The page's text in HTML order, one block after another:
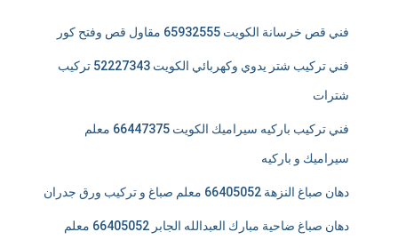
فني قص خرسانة الكويت 65932555 مقاول قص وفتح كور
فني تركيب شتر يدوي وكهربائي الكويت 52227343 تركيب
شترات
فني تركيب باركيه سيراميك الكويت 66447375 معلم
سيراميك و باركيه
دهان صباغ النزهة 66405052 معلم صباغ و تركيب ورق جدران
دهان صباغ ضاحية مبارك العبدالله الجابر 66405052 معلم